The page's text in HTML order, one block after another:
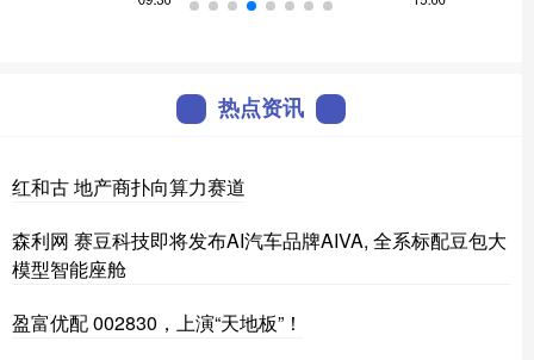
热点资讯
红和古 地产商扑向算力赛道
森利网 赛豆科技即将发布AI汽车品牌AIVA, 全系标配豆包大
模型智能座舱
盈富优配 002830，上演“天地板”！